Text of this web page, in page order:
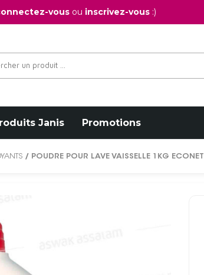
vous ou inscrivez-vous :)
Janis Promotions
/ POUDRE POUR LAVE VAISSELLE 1KG ECONET